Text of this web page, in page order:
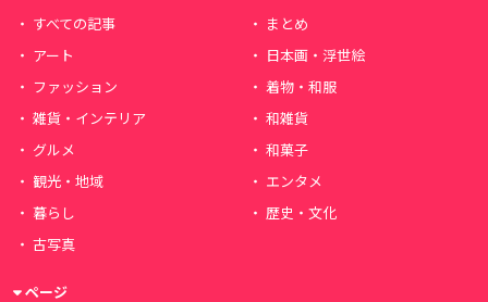
すべての記事
まとめ
アート
日本画・浮世絵
ファッション
着物・和服
雑貨・インテリア
和雑貨
グルメ
和菓子
観光・地域
エンタメ
暮らし
歴史・文化
古写真
ページ